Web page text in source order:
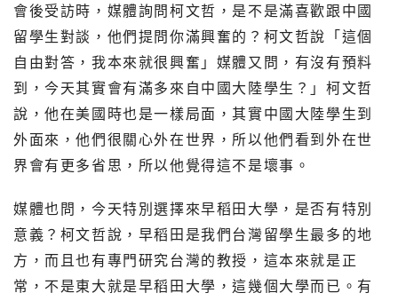
會後受訪時，媒體詢問柯文哲，是不是滿喜歡跟中國
留學生對談，他們提問你滿興奮的？柯文哲說「這個
自由對答，我本來就很興奮」媒體又問，有沒有預料
到，今天其實會有滿多來自中國大陸學生？」柯文哲
說，他在美國時也是一樣局面，其實中國大陸學生到
外面來，他們很關心外在世界，所以他們看到外在世
界會有更多省思，所以他覺得這不是壞事。
媒體也問，今天特別選擇來早稻田大學，是否有特別
意義？柯文哲說，早稻田是我們台灣留學生最多的地
方，而且也有專門研究台灣的教授，這本來就是正
常，不是東大就是早稻田大學，這幾個大學而已。有